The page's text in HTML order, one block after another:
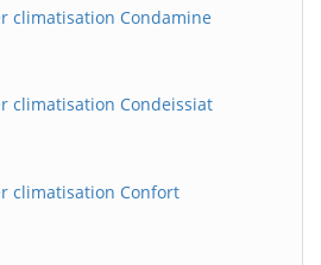
climatisation Condamine
climatisation Condeissiat
climatisation Confort